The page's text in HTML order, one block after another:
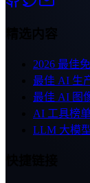
精选内容
2026 最佳
最佳 AI 生
最佳 AI 图
AI 工具榜
LLM 大模